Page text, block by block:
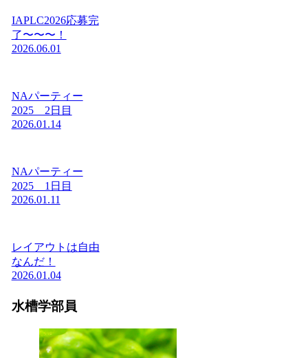
IAPLC2026応募完
了〜〜〜！
2026.06.01
NAパーティー
2025 2日目
2026.01.14
NAパーティー
2025 1日目
2026.01.11
レイアウトは自由
なんだ！
2026.01.04
水槽学部員